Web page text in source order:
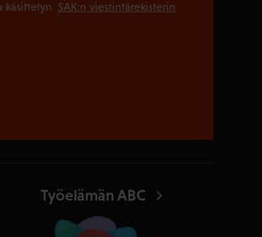
käsittelyn SAK:n viestintärekisterin
Työelämän ABC